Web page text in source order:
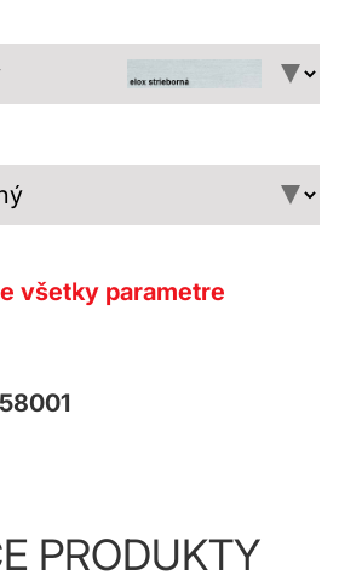
PRODUKTY
všetky parametre